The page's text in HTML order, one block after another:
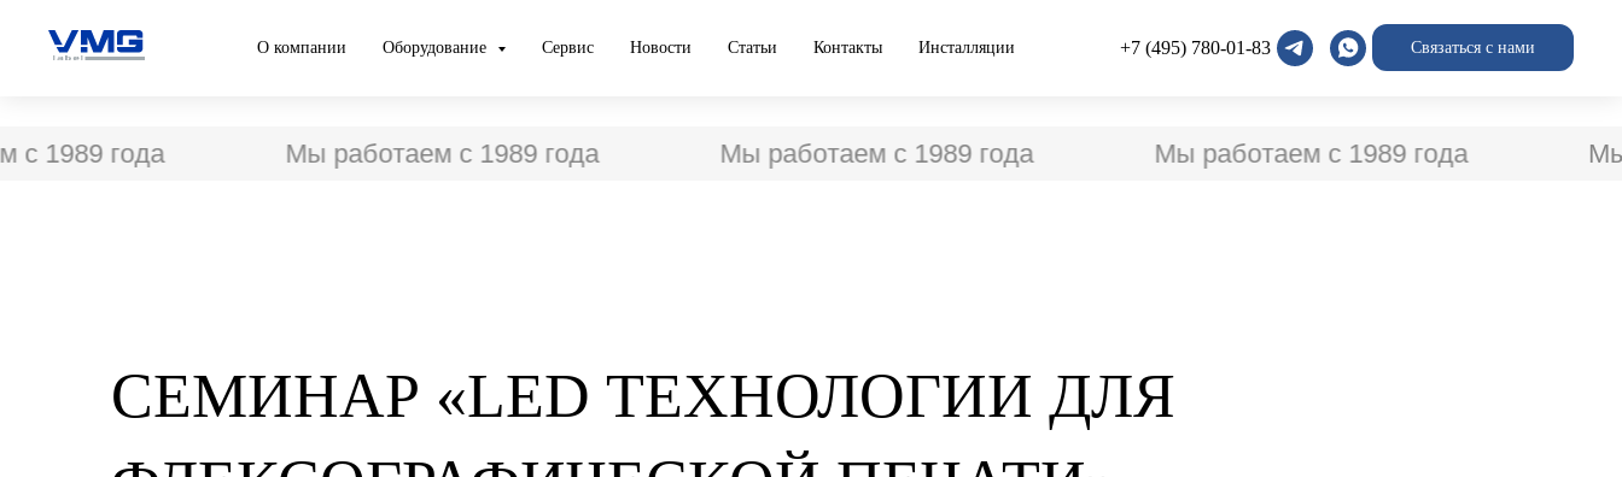
О компании Оборудование Сервис Новости Статьи Контакты Инсталляции +7 (495) 780-01-83 Связаться с нами
года Мы работаем с 1989 года Мы работаем с 1989 года Мы работаем с 1989 года Мы
СЕМИНАР «LED ТЕХНОЛОГИИ ДЛЯ